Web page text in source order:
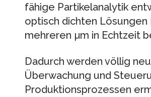
fähige Partikelanalytik
optisch dichten Lösungen
mehreren µm in Echtzeit
Dadurch werden völlig
Überwachung und
Produktionsprozessen